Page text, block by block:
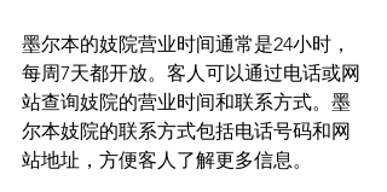
墨尔本的妓院营业时间通常是24小时，
每周7天都开放。客人可以通过电话或网
站查询妓院的营业时间和联系方式。墨
尔本妓院的联系方式包括电话号码和网